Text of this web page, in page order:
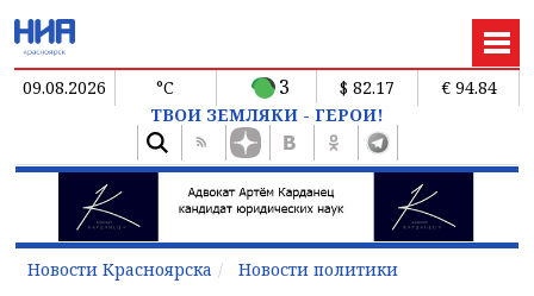
09.08.2026 °C 3 $ 82.17
€ 94.84
ТВОИ ЗЕМЛЯКИ - ГЕРОИ!
Новости Красноярска Новости политики